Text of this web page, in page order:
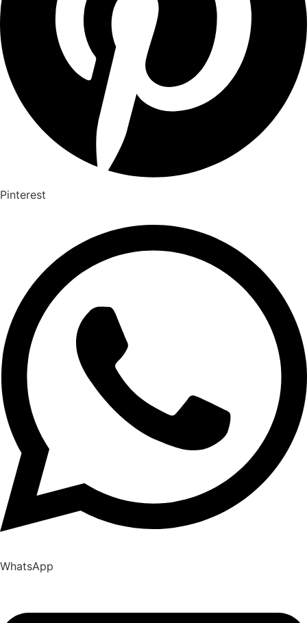
Pinterest
WhatsApp